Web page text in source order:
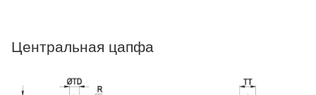
Центральная цапфа